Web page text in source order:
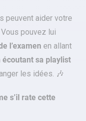
peuvent aider votre
Vous pouvez lui
l’examen en allant
sa playlist
les idées. 🎶
s’il rate cette